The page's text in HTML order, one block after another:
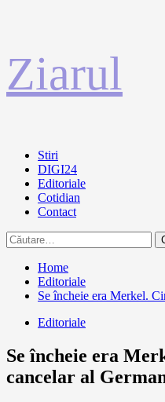
la
conținut
Ziarul
Primary
Menu
Stiri
DIGI24
Editoriale
Cotidian
Contact
Caută
după:
Home
Editoriale
Se încheie era Merkel.
Editoriale
Se încheie era
cancelar al